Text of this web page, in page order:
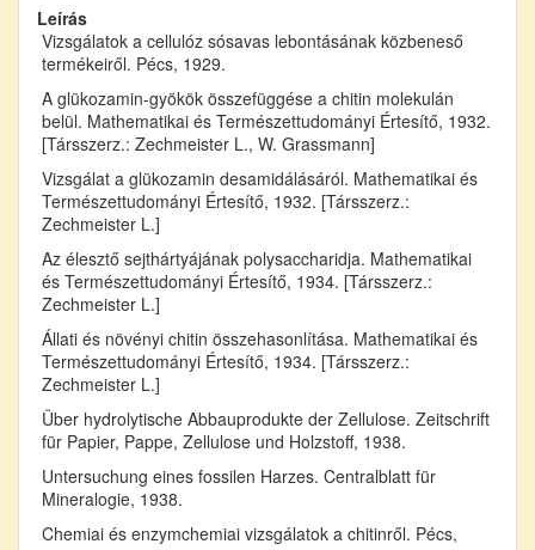
Leírás
Vizsgálatok a cellulóz sósavas lebontásának közbeneső
termékeiről. Pécs, 1929.
A glükozamin-gyökök összefüggése a chitin molekulán
belül. Mathematikai és Természettudományi Értesítő, 1932.
[Társszerz.: Zechmeister L., W. Grassmann]
Vizsgálat a glükozamin desamidálásáról. Mathematikai és
Természettudományi Értesítő, 1932. [Társszerz.:
Zechmeister L.]
Az élesztő sejthártyájának polysaccharidja. Mathematikai
és Természettudományi Értesítő, 1934. [Társszerz.:
Zechmeister L.]
Állati és növényi chitin összehasonlítása. Mathematikai és
Természettudományi Értesítő, 1934. [Társszerz.:
Zechmeister L.]
Über hydrolytische Abbauprodukte der Zellulose. Zeitschrift
für Papier, Pappe, Zellulose und Holzstoff, 1938.
Untersuchung eines fossilen Harzes. Centralblatt für
Mineralogie, 1938.
Chemiai és enzymchemiai vizsgálatok a chitinről. Pécs,